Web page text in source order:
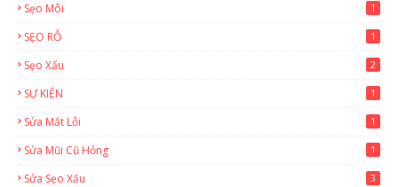
Sẹo Môi 1
SẸO RỖ 1
Sẹo Xấu 2
SỰ KIỆN 1
Sửa Mắt Lỗi 1
Sửa Mũi Cũ Hỏng 1
Sửa Sẹo Xấu 3